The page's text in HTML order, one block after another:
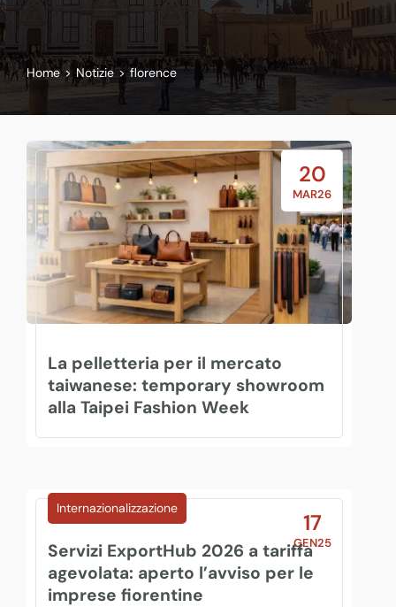
Home > Notizie > florence
20
MAR26
La pelletteria per il mercato
taiwanese: temporary showroom
alla Taipei Fashion Week
17
GEN25
Internazionalizzazione
Servizi ExportHub 2026 a tariffa
agevolata: aperto l’avviso per le
imprese fiorentine